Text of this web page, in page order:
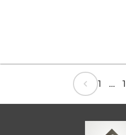
chevron_left 1 ... 1